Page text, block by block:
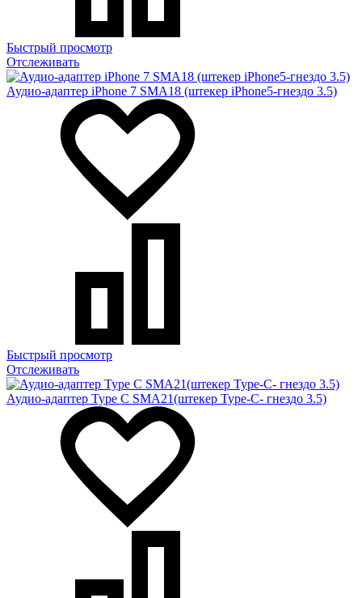
Быстрый просмотр
Отслеживать
Аудио-адаптер iPhone 7 SMA18 (штекер iPhone5-гнездо 3.5)
Быстрый просмотр
Отслеживать
Аудио-адаптер Type C SMA21(штекер Type-C- гнездо 3.5)